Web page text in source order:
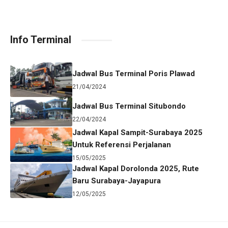
Info Terminal
Jadwal Bus Terminal Poris Plawad
21/04/2024
Jadwal Bus Terminal Situbondo
22/04/2024
Jadwal Kapal Sampit-Surabaya 2025
Untuk Referensi Perjalanan
15/05/2025
Jadwal Kapal Dorolonda 2025, Rute
Baru Surabaya-Jayapura
12/05/2025